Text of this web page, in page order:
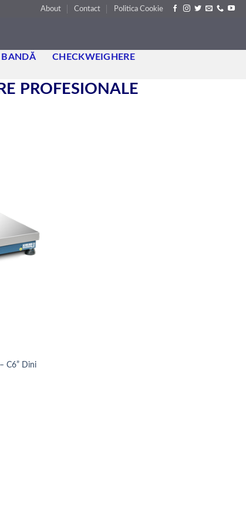
About Contact Politica Cookie
BANDĂ
CHECKWEIGHERE
PROFESIONALE
C6” Dini